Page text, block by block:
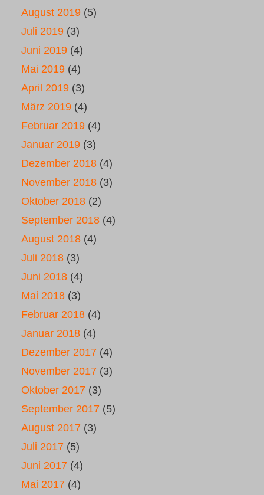
August 2019 (5)
Juli 2019 (3)
Juni 2019 (4)
Mai 2019 (4)
April 2019 (3)
März 2019 (4)
Februar 2019 (4)
Januar 2019 (3)
Dezember 2018 (4)
November 2018 (3)
Oktober 2018 (2)
September 2018 (4)
August 2018 (4)
Juli 2018 (3)
Juni 2018 (4)
Mai 2018 (3)
Februar 2018 (4)
Januar 2018 (4)
Dezember 2017 (4)
November 2017 (3)
Oktober 2017 (3)
September 2017 (5)
August 2017 (3)
Juli 2017 (5)
Juni 2017 (4)
Mai 2017 (4)